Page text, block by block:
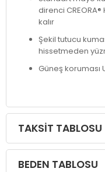
direnci
kalır
Şekil tutucu
hissetmeden
Güneş koruması
TAKSIT TABLOSU
BEDEN TABLOSU